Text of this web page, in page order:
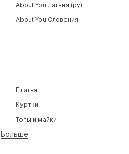
Платья
Куртки
Топы и майки
Белье
Больше
About You Латвия (ру)
About You Словения